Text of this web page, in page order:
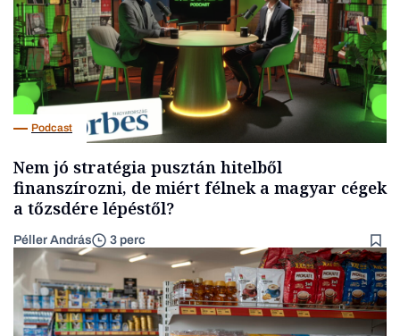
Podcast
Nem jó stratégia pusztán hitelből
finanszírozni, de miért félnek a magyar cégek
a tőzsdére lépéstől?
Péller András 3 perc